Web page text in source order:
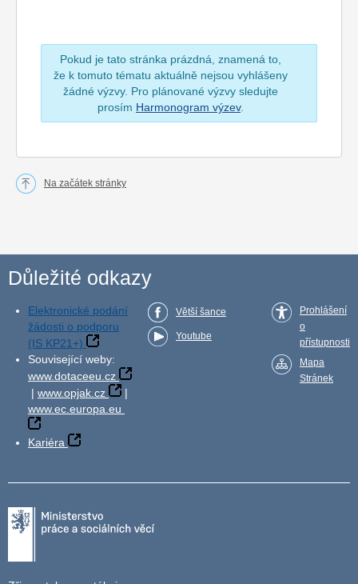
Pokud je tato stránka prázdná, znamená to,
že k tomuto tématu aktuálně nejsou vyhlášeny
žádné výzvy. Pro plánované výzvy sledujte
prosím Harmonogram výzev.
Na začátek stránky
Důležité odkazy
Elektronické podání
žádosti o podporu
(IS KP21+)
Související weby:
www.dotaceeu.cz
| www.opjak.cz
|
www.ec.europa.eu
Kariéra
Větší šance
Youtube
Prohlášení
o
přístupnosti
Mapa
Stránek